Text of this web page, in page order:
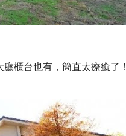
櫃台也有，簡直太療癒了！